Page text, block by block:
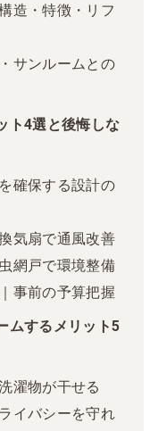
造・特徴・リフ
サンルームとの
ト4選と後悔しな
確保する設計の
気扇で通風改善
網戸で環境整備
事前の予算把握
ムするメリット5
濯物が干せる
イバシーを守れ